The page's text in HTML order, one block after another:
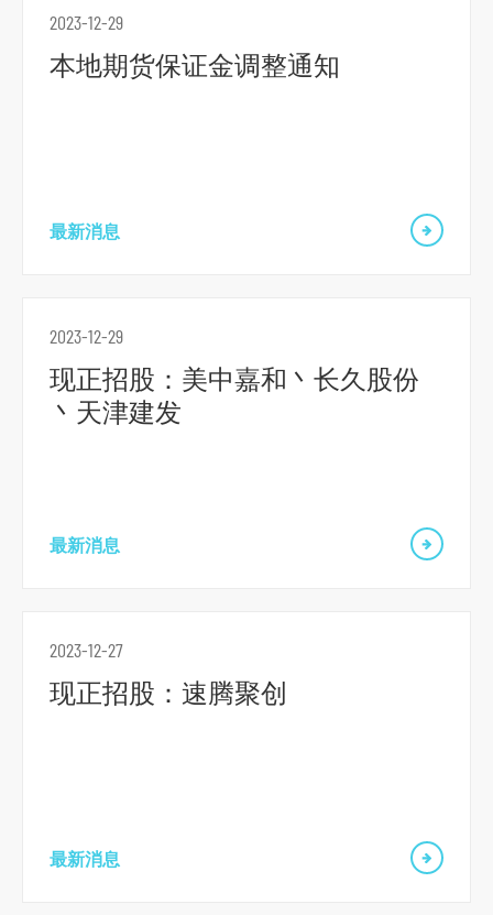
2023-12-29
本地期货保证金调整通知
最新消息
2023-12-29
现正招股：美中嘉和丶长久股份
丶天津建发
最新消息
2023-12-27
现正招股：速腾聚创
最新消息